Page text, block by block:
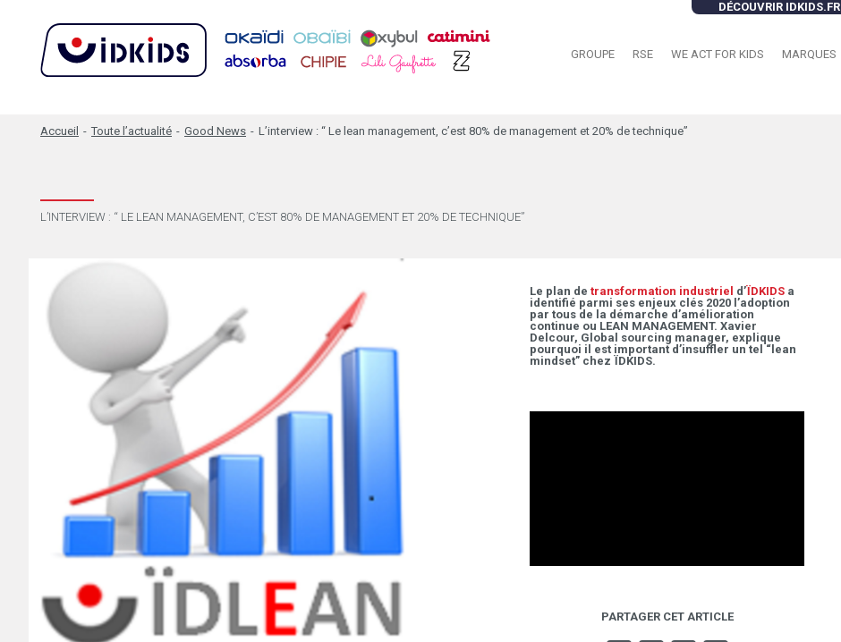
DÉCOUVRIR IDKIDS.FR
GROUPE RSE WE ACT FOR KIDS MARQUES
Accueil - Toute l’actualité - Good News - L’interview : “ Le lean management, c’est 80% de management et 20% de technique”
L’INTERVIEW : “ LE LEAN MANAGEMENT, C’EST 80% DE MANAGEMENT ET 20% DE TECHNIQUE”
Le plan de transformation industriel d’ÏDKIDS a
identifié parmi ses enjeux clés 2020 l’adoption
par tous de la démarche d’amélioration
continue ou LEAN MANAGEMENT. Xavier
Delcour, Global sourcing manager, explique
pourquoi il est important d’insuffler un tel “lean
mindset” chez ÏDKIDS.
PARTAGER CET ARTICLE